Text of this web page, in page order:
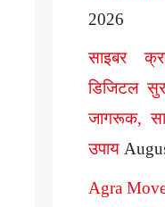
2026
साइबर
डिजिटल
जागरूक,
उपाय
Agra